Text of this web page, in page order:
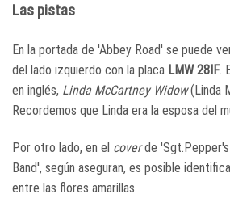
Las pistas
En la portada de 'Abbey Road' se puede
del lado izquierdo con la placa LMW 28IF.
en inglés, Linda McCartney Widow(Linda
Recordemos que Linda era la esposa del
Por otro lado, en el coverde
Band', según aseguran, es posible
entre las flores amarillas.